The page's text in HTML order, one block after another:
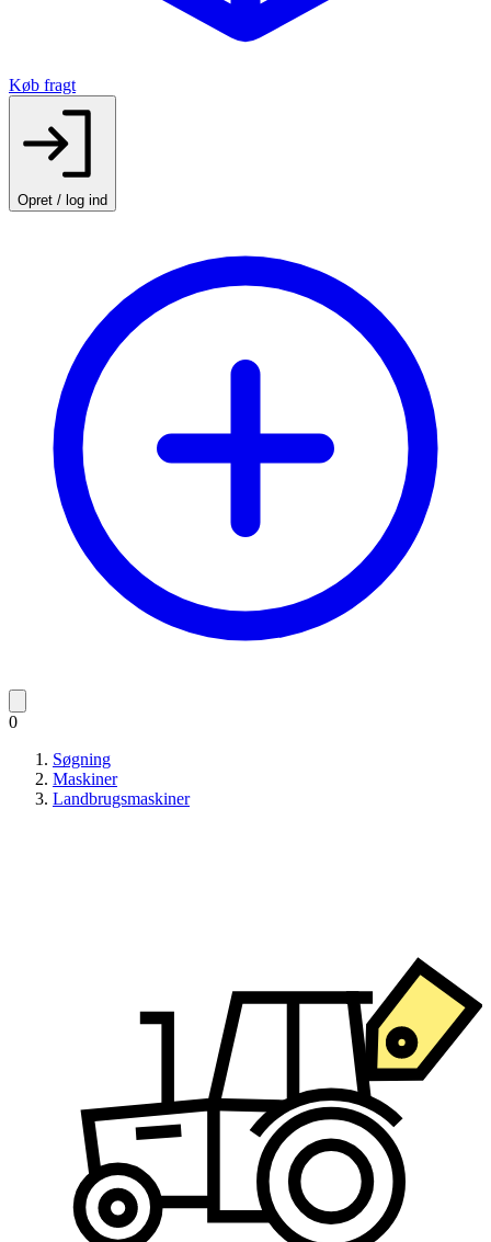
Køb fragt
Opret / log ind
0
Søgning
Maskiner
Landbrugsmaskiner